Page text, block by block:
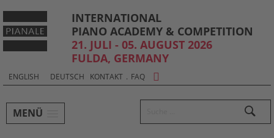
INTERNATIONAL
PIANO ACADEMY & COMPETITION
21. JULI - 05. AUGUST 2026
FULDA, GERMANY
Select
your
ENGLISH DEUTSCH KONTAKT . FAQ
MENÜ